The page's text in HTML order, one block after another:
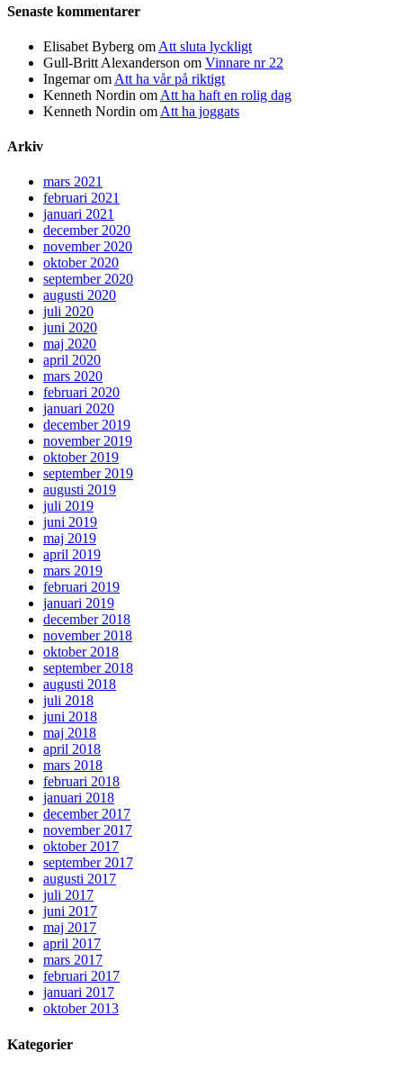
Senaste kommentarer
Elisabet Byberg om Att sluta lyckligt
Gull-Britt Alexanderson om Vinnare nr 22
Ingemarom Att ha vår på riktigt
Kenneth Nordin om Att ha haft en rolig dag
Kenneth Nordin om Att ha joggats
Arkiv
mars 2021
februari 2021
januari 2021
december 2020
november 2020
oktober 2020
september 2020
augusti 2020
juli 2020
juni 2020
maj 2020
april 2020
mars 2020
februari 2020
januari 2020
december 2019
november 2019
oktober 2019
september 2019
augusti 2019
juli 2019
juni 2019
maj 2019
april 2019
mars 2019
februari 2019
januari 2019
december 2018
november 2018
oktober 2018
september 2018
augusti 2018
juli 2018
juni 2018
maj 2018
april 2018
mars 2018
februari 2018
januari 2018
december 2017
november 2017
oktober 2017
september 2017
augusti 2017
juli 2017
juni 2017
maj 2017
april 2017
mars 2017
februari 2017
januari 2017
oktober 2013
Kategorier